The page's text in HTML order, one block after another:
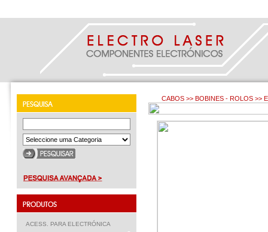
ACESS. PARA ELECTRÓNICA
CABOS >> BOBINES - ROLOS >>